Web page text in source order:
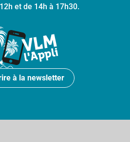
et de 14h à 17h30.
à la newsletter